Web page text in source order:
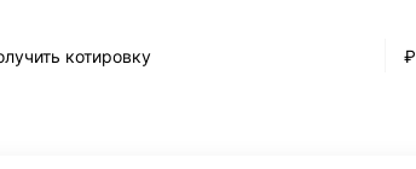
₽
котировку